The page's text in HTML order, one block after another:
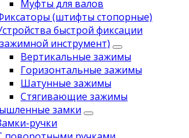
Муфты для валов
(штифты стопорные)
быстрой фиксации
инструмент)
Вертикальные зажимы
Горизонтальные зажимы
Шатунные зажимы
Стягивающие зажимы
замки
ручки